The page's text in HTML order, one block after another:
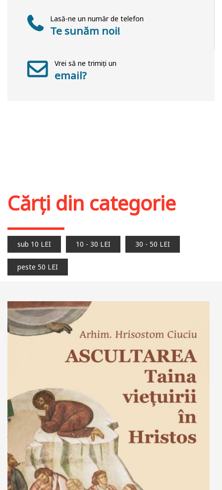
Lasă-ne un număr de telefon
Te sunăm noi!
Vrei să ne trimiți un
email?
Cărți din categorie
sub 10 LEI 10 - 30 LEI 30 - 50 LEI
peste 50 LEI